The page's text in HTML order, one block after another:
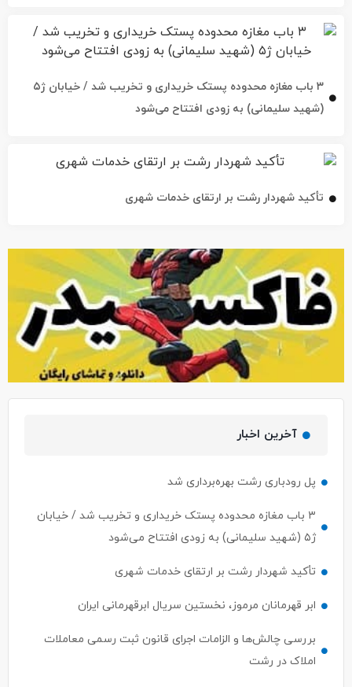
۳ باب مغازه محدوده پستک خریداری و تخریب شد / خیابان ژ۵
(شهید سلیمانی) به زودی افتتاح می‌شود
تأکید شهردار رشت بر ارتقای خدمات شهری
آخرین اخبار
پل رودباری رشت بهره‌برداری شد
۳ باب مغازه محدوده پستک خریداری و تخریب شد / خیابان
ژ۵ (شهید سلیمانی) به زودی افتتاح می‌شود
تأکید شهردار رشت بر ارتقای خدمات شهری
ابر قهرمانان مرموز، نخستین سریال ابرقهرمانی ایران
بررسی چالش‌ها و الزامات اجرای قانون ثبت رسمی معاملات
املاک در رشت